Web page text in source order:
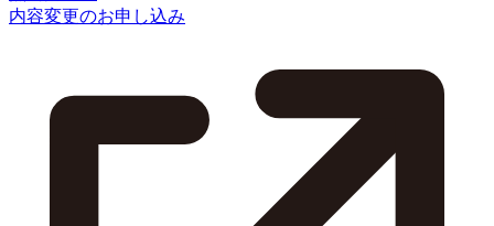
内容変更のお申し込み